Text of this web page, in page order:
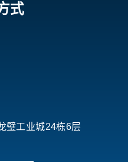
式
璧工业城24栋6层